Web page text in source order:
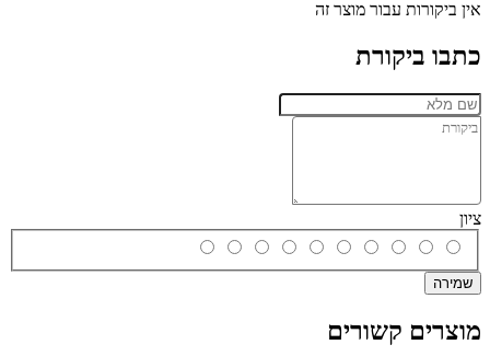
אין ביקורות עבור מוצר זה
כתבו ביקורת
ציון
שמירה
מוצרים קשורים